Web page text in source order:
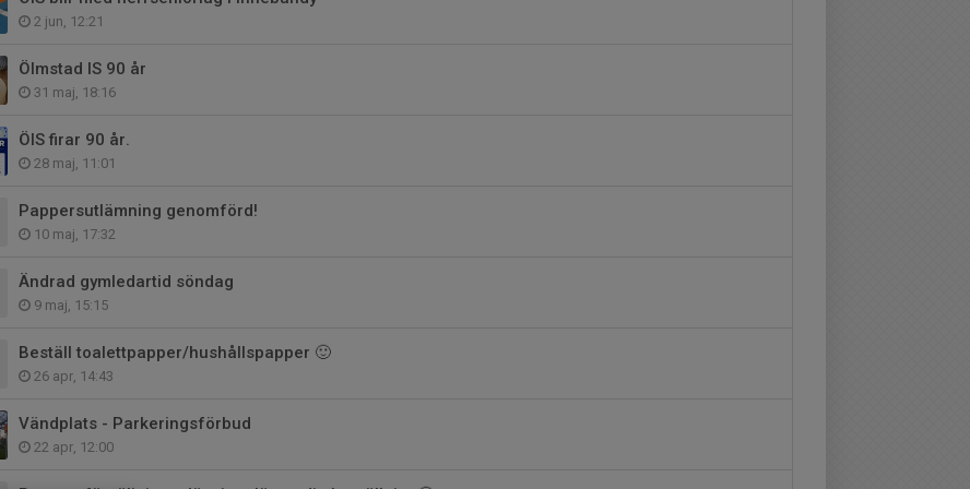
2 jun, 12:21
Ölmstad IS 90 år
31 maj, 18:16
ÖIS firar 90 år.
28 maj, 11:01
Pappersutlämning genomförd!
10 maj, 17:32
Ändrad gymledartid söndag
9 maj, 15:15
Beställ toalettpapper/hushållspapper 🙂
26 apr, 14:43
Vändplats - Parkeringsförbud
22 apr, 12:00